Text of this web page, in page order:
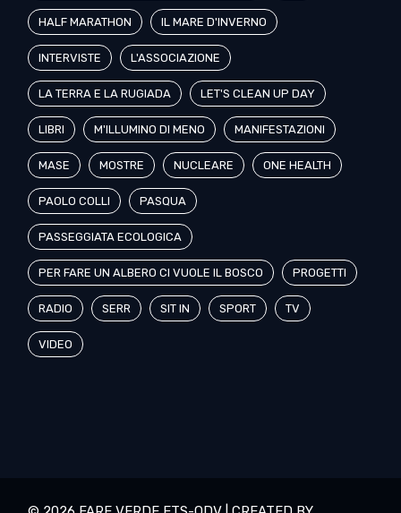
HALF MARATHON IL MARE D'INVERNO
INTERVISTE L'ASSOCIAZIONE
LA TERRA E LA RUGIADA LET'S CLEAN UP DAY
LIBRI M'ILLUMINO DI MENO MANIFESTAZIONI
MASE MOSTRE NUCLEARE ONE HEALTH
PAOLO COLLI PASQUA
PASSEGGIATA ECOLOGICA
PER FARE UN ALBERO CI VUOLE IL BOSCO PROGETTI
RADIO SERR SIT IN SPORT TV
VIDEO